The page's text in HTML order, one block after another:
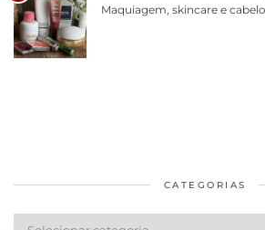
Maquiagem, skincare e
CATEGORIAS